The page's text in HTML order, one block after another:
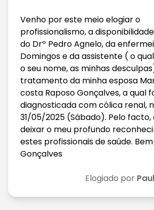
Venho por este meio elogiar o
profissionalismo, a
do Drº Pedro Agnelo, da
Domingos e da assistente ( o
o seu nome, as minhas
tratamento da minha esposa
costa Raposo Gonçalves, a qual
diagnosticada com cólica renal,
31/05/2025 (Sábado). Pelo facto,
deixar o meu profundo
estes profissionais de saúde.
Gonçalves
Elogiado por